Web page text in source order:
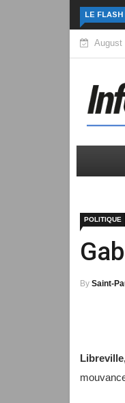
LE FLASH
: Oligui Nguema veut
August
POLITIQUE
By Saint-